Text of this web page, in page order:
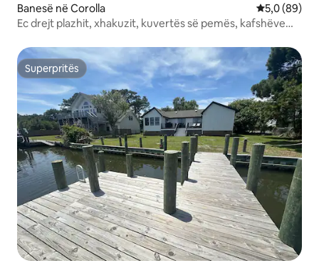
Banesë në Corolla Vlerësimi
5,0 (89)
Ec drejt plazhit, xhakuzit, kuvertës së pemës, kafshëve
Superpritës
Superpritës